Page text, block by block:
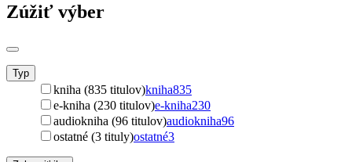
Zúžiť výber
Typ
kniha (835 titulov)kniha835
e-kniha (230 titulov)e-kniha230
audiokniha (96 titulov)audiokniha96
ostatné (3 tituly)ostatné3